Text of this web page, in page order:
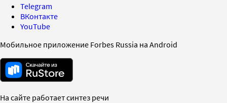
Telegram
ВКонтакте
YouTube
Мобильное приложение Forbes Russia на Android
На сайте работает синтез речи